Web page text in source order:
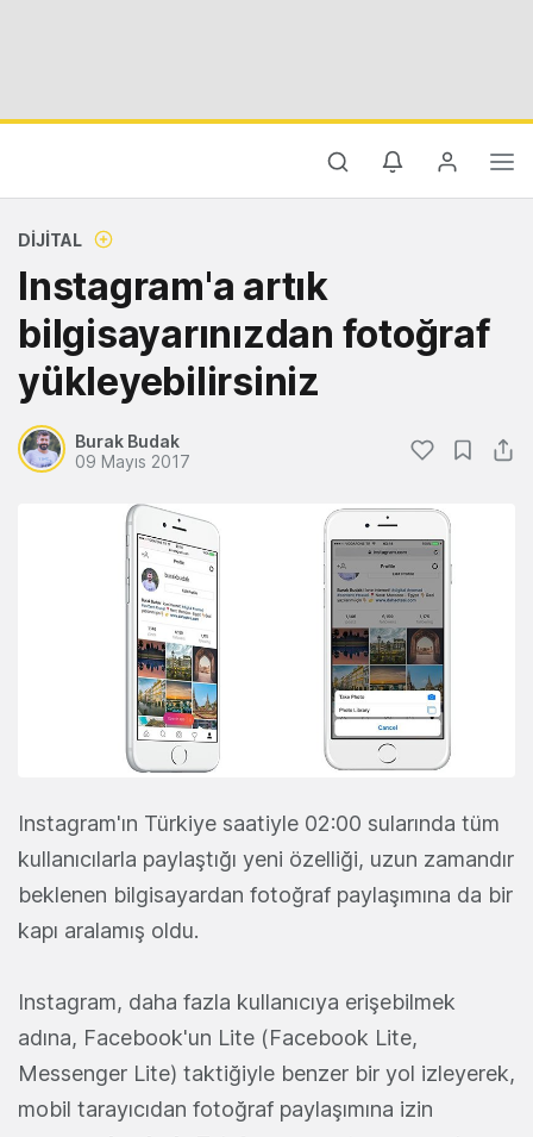
DIJITAL
Instagram'a artık
bilgisayarınızdan fotoğraf
yükleyebilirsiniz
Burak Budak
09 Mayıs 2017
Instagram'ın Türkiye saatiyle 02:00 sularında tüm
kullanıcılarla paylaştığı yeni özelliği, uzun zamandır
beklenen bilgisayardan fotoğraf paylaşımına da bir
kapı aralamış oldu.
Instagram, daha fazla kullanıcıya erişebilmek
adına, Facebook'un Lite (Facebook Lite,
Messenger Lite) taktiğiyle benzer bir yol izleyerek,
mobil tarayıcıdan fotoğraf paylaşımına izin